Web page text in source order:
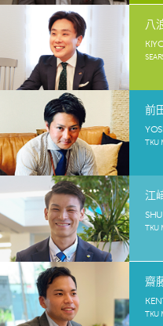
八
前
TKU
江
TKU
齋
TKU